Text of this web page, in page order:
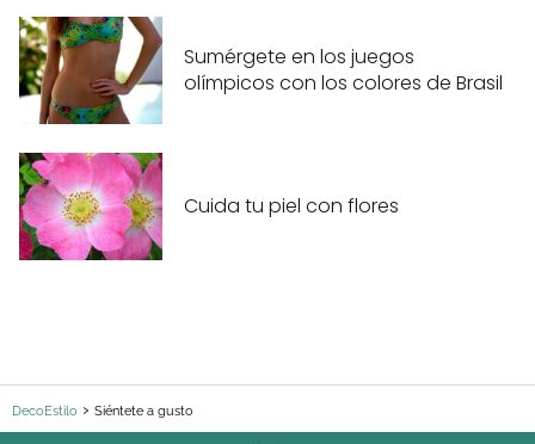
Sumérgete en los juegos
olímpicos con los colores de Brasil
Cuida tu piel con flores
DecoEstilo Siéntete a gusto